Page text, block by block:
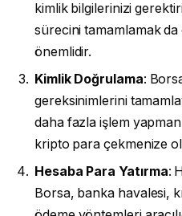
kimlik bilgilerinizi
sürecini tamamlamak da
önemlidir.
Kimlik Doğrulama:
gereksinimlerini
daha fazla işlem
kripto para çekmenize
Hesaba Para Yatırma:
Borsa, banka havalesi,